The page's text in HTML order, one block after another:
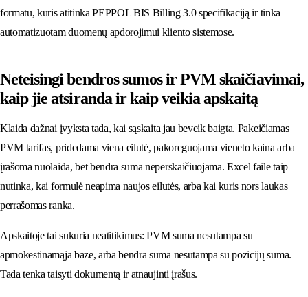
formatu, kuris atitinka PEPPOL BIS Billing 3.0 specifikaciją ir tinka
automatizuotam duomenų apdorojimui kliento sistemose.
Neteisingi bendros sumos ir PVM skaičiavimai,
kaip jie atsiranda ir kaip veikia apskaitą
Klaida dažnai įvyksta tada, kai sąskaita jau beveik baigta. Pakeičiamas
PVM tarifas, pridedama viena eilutė, pakoreguojama vieneto kaina arba
įrašoma nuolaida, bet bendra suma neperskaičiuojama. Excel faile taip
nutinka, kai formulė neapima naujos eilutės, arba kai kuris nors laukas
perrašomas ranka.
Apskaitoje tai sukuria neatitikimus: PVM suma nesutampa su
apmokestinamąja baze, arba bendra suma nesutampa su pozicijų suma.
Tada tenka taisyti dokumentą ir atnaujinti įrašus.